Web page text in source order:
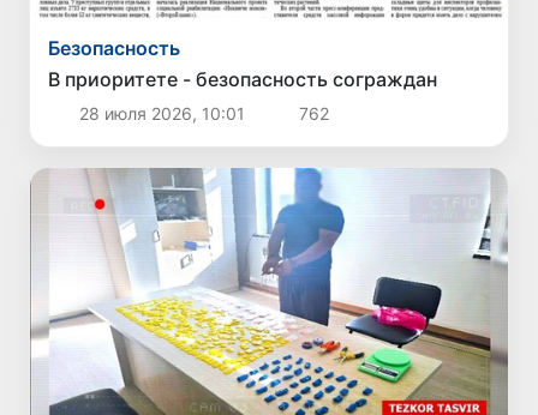
Безопасность
В приоритете - безопасность сограждан
28 июля 2026, 10:01 762